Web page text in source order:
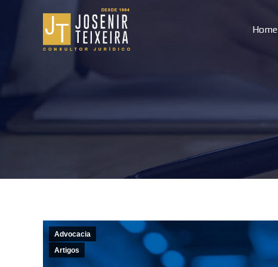
Home
Advocacia
Artigos